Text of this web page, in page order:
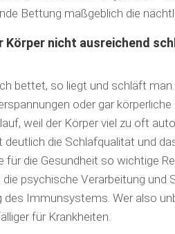
Bettung maßgeblich die
Körper nicht ausreichend
bettet, so liegt und schläft
oder gar
weil der Körper viel zu oft
die Schlafqualität und
die Gesundheit so wichtige
psychische Verarbeitung und
Immunsystems. Wer also
für Krankheiten.